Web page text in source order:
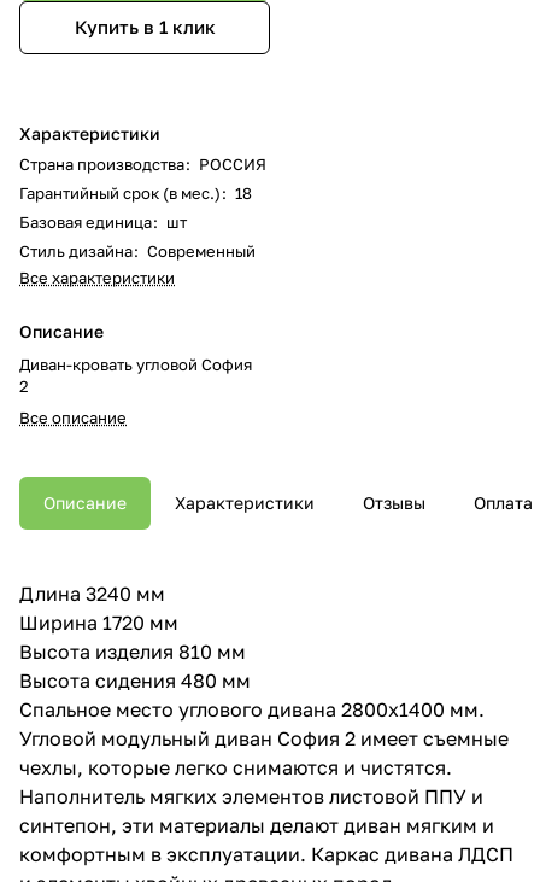
Купить в 1 клик
Характеристики
Страна производства: РОССИЯ
Гарантийный срок (в мес.): 18
Базовая единица: шт
Стиль дизайна: Современный
Все характеристики
Описание
Диван-кровать угловой София
2
Все описание
Описание Характеристики Отзывы Оплата
Длина 3240 мм
Ширина 1720 мм
Высота изделия 810 мм
Высота сидения 480 мм
Спальное место углового дивана 2800х1400 мм.
Угловой модульный диван София 2 имеет съемные
чехлы, которые легко снимаются и чистятся.
Наполнитель мягких элементов листовой ППУ и
синтепон, эти материалы делают диван мягким и
комфортным в эксплуатации. Каркас дивана ЛДСП